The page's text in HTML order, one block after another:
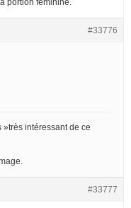
#33776
intéressant de ce
#33777